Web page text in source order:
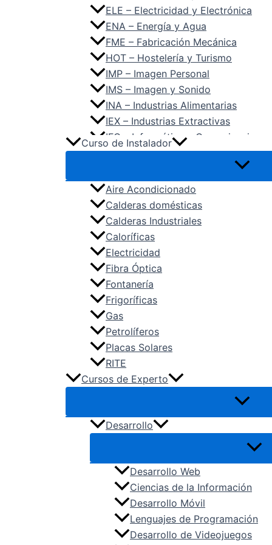
ELE – Electricidad y Electrónica
ENA – Energía y Agua
FME – Fabricación Mecánica
HOT – Hostelería y Turismo
IMP – Imagen Personal
IMS – Imagen y Sonido
INA – Industrias Alimentarias
IEX – Industrias Extractivas
IFC – Informática y Comunicaciones
IMA – Instalación y Mantenimiento
MAM – Madera, Mueble y Corcho
MAP – Marítimo Pesquera
QUI – Química
SAN – Sanidad
SEA – Seguridad y Medio Ambiente
SSC – Servicios Socioculturales y a
TCP – Textil, Confección y Piel
TMV – Transporte y Mantenimiento
VIC – Vidrio y Cerámica
Curso de Instalador
Aire Acondicionado
Calderas domésticas
Calderas Industriales
Caloríficas
Electricidad
Fibra Óptica
Fontanería
Frigoríficas
Gas
Petrolíferos
Placas Solares
RITE
Cursos de Experto
Desarrollo
Desarrollo Web
Ciencias de la Información
Desarrollo Móvil
Lenguajes de Programación
Desarrollo de Videojuegos